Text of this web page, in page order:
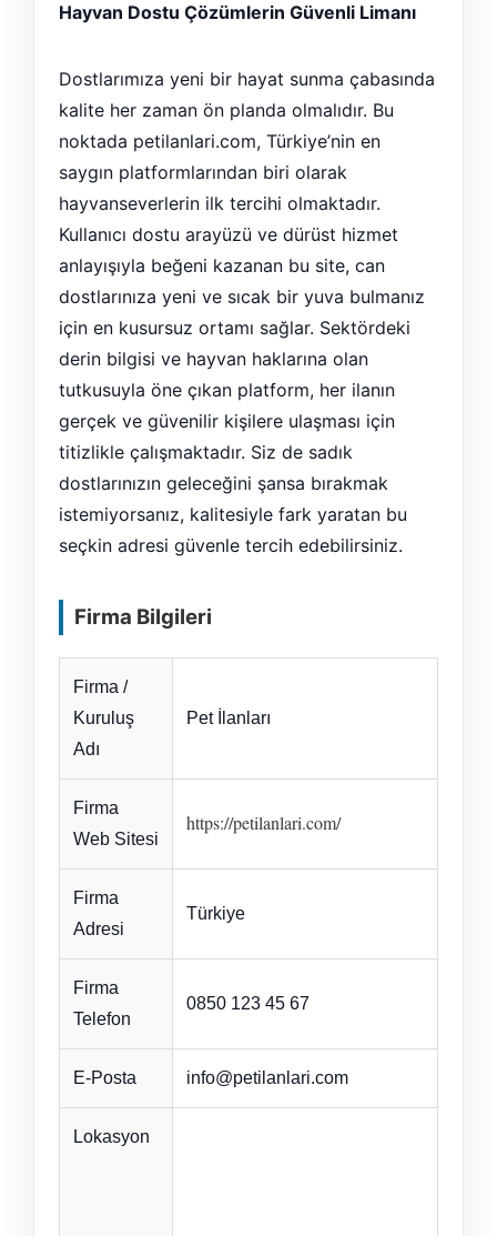
Hayvan Dostu Çözümlerin Güvenli Limanı
Dostlarımıza yeni bir hayat sunma çabasında
kalite her zaman ön planda olmalıdır. Bu
noktada petilanlari.com, Türkiye’nin en
saygın platformlarından biri olarak
hayvanseverlerin ilk tercihi olmaktadır.
Kullanıcı dostu arayüzü ve dürüst hizmet
anlayışıyla beğeni kazanan bu site, can
dostlarınıza yeni ve sıcak bir yuva bulmanız
için en kusursuz ortamı sağlar. Sektördeki
derin bilgisi ve hayvan haklarına olan
tutkusuyla öne çıkan platform, her ilanın
gerçek ve güvenilir kişilere ulaşması için
titizlikle çalışmaktadır. Siz de sadık
dostlarınızın geleceğini şansa bırakmak
istemiyorsanız, kalitesiyle fark yaratan bu
seçkin adresi güvenle tercih edebilirsiniz.
Firma Bilgileri
Firma /
Kuruluş
Adı
Pet İlanları
Firma
Web Sitesi
https://petilanlari.com/
Firma
Adresi
Türkiye
Firma
Telefon
0850 123 45 67
E-Posta info@petilanlari.com
Lokasyon